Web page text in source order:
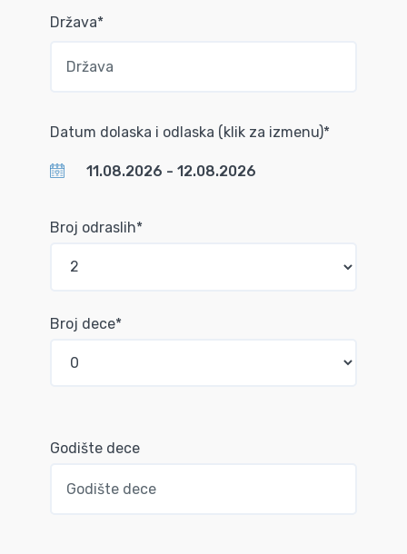
Država*
Datum dolaska i odlaska (klik za izmenu)*
Broj odraslih*
Broj dece*
Godište dece